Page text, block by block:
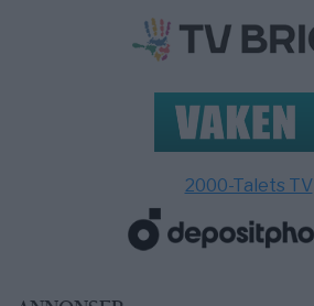
2000-Talets TV